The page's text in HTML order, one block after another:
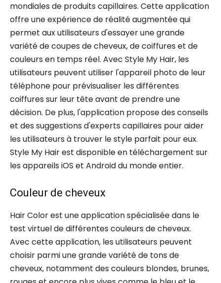
mondiales de produits capillaires. Cette application
offre une expérience de réalité augmentée qui
permet aux utilisateurs d'essayer une grande
variété de coupes de cheveux, de coiffures et de
couleurs en temps réel. Avec Style My Hair, les
utilisateurs peuvent utiliser l'appareil photo de leur
téléphone pour prévisualiser les différentes
coiffures sur leur tête avant de prendre une
décision. De plus, l'application propose des conseils
et des suggestions d'experts capillaires pour aider
les utilisateurs à trouver le style parfait pour eux.
Style My Hair est disponible en téléchargement sur
les appareils iOS et Android du monde entier.
Couleur de cheveux
Hair Color est une application spécialisée dans le
test virtuel de différentes couleurs de cheveux.
Avec cette application, les utilisateurs peuvent
choisir parmi une grande variété de tons de
cheveux, notamment des couleurs blondes, brunes,